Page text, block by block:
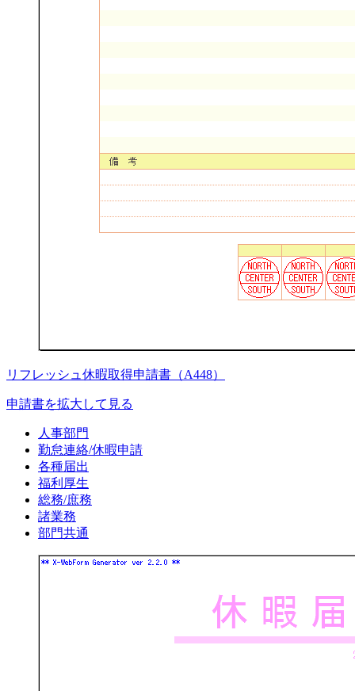
リフレッシュ休暇取得申請書（A448）
申請書を拡大して見る
人事部門
勤怠連絡/休暇申請
各種届出
福利厚生
総務/庶務
諸業務
部門共通